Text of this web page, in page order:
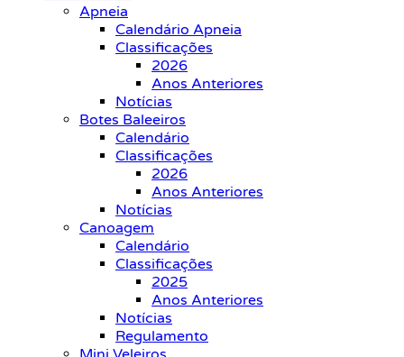
Apneia
Calendário Apneia
Classificações
2026
Anos Anteriores
Notícias
Botes Baleeiros
Calendário
Classificações
2026
Anos Anteriores
Notícias
Canoagem
Calendário
Classificações
2025
Anos Anteriores
Notícias
Regulamento